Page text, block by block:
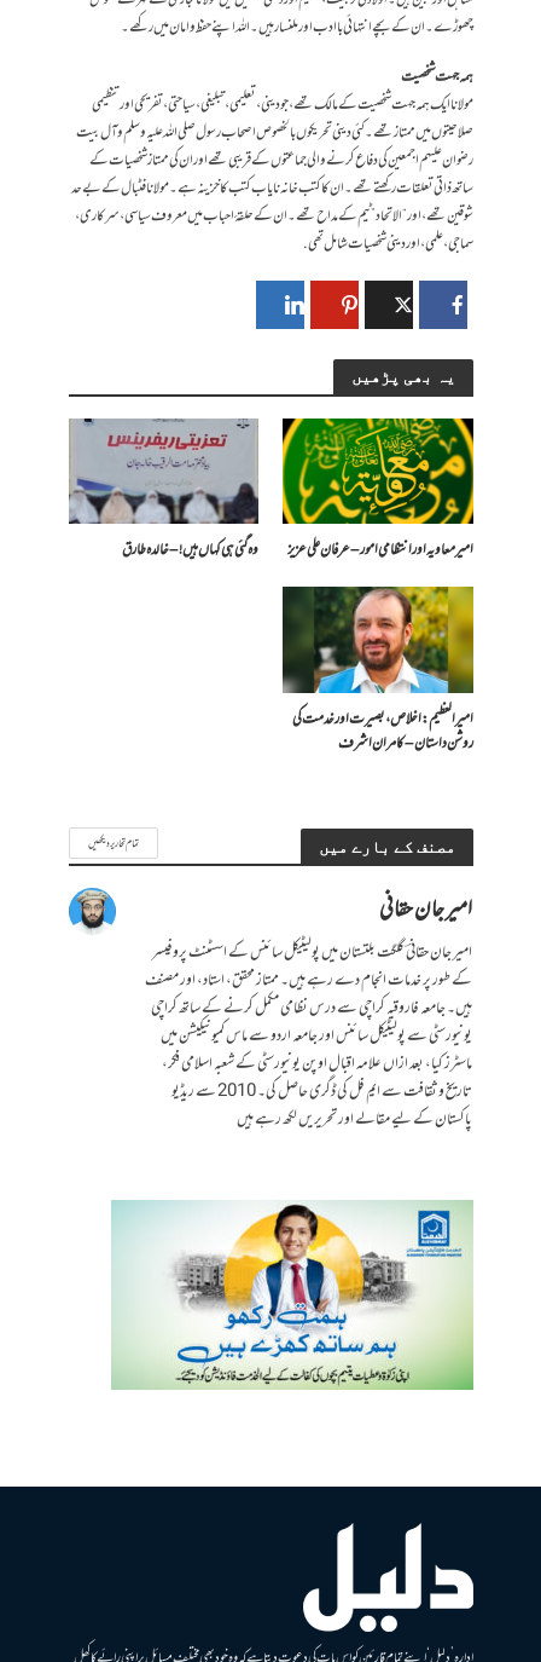
چھوڑے۔ ان کے بچے انتہائی باادب اور ملنسار ہیں۔اللہ اپنے حفظ و امان میں رکھے۔
ہمہ جہت شخصیت
مولانا ایک ہمہ جہت شخصیت کے مالک تھے، جو دینی، تعلیمی، تبلیغی، سیاحتی، تفریحی اور تنظیمی
صلاحیتوں میں ممتاز تھے۔ کئی دینی تحریکوں بالخصوص اصحاب رسول صلی اللہ علیہ وسلم و آل بیت
رضوان علیہم اجمعین کی دفاع کرنے والی جماعتوں کے قریبی تھے اور ان کی ممتاز شخصیات کے
ساتھ ذاتی تعلقات رکھتے تھے۔ان کا کتب خانہ نایاب کتب کا خزینہ ہے۔ مولانا فٹبال کے بے حد
شوقین تھے، اور “الاتحاد” ٹیم کے مداح تھے۔ ان کے حلقۂ احباب میں معروف سیاسی، سرکاری،
سماجی،علمی، اور دینی شخصیات شامل تھی.
یہ بھی پڑھیں
امیر معاویہ اور انتظامی امور – عرفان علی عزیز وہ گئی ہی کہاں ہیں! – خالدہ طارق
امیر العظیم: اخلاص، بصیرت اور خدمت کی
روشن داستان – کامران اشرف
مصنف کے بارے میں تمام تحاریر دیکھیں
امیر جان حقانی
امیر جان حقانیؔ گلگت بلتستان میں پولیٹیکل سائنس کے اسسٹنٹ پروفیسر
کے طور پر خدمات انجام دے رہے ہیں۔ ممتاز محقق، استاد، اور مصنف
ہیں۔ جامعہ فاروقیہ کراچی سے درس نظامی مکمل کرنے کے ساتھ کراچی
یونیورسٹی سے پولیٹیکل سائنس اور جامعہ اردو سے ماس کمیونیکیشن میں
ماسٹرز کیا، بعد ازاں علامہ اقبال اوپن یونیورسٹی کے شعبہ اسلامی فکر،
تاریخ و ثقافت سے ایم فل کی ڈگری حاصل کی۔ 2010 سے ریڈیو
پاکستان کے لیے مقالے اور تحریریں لکھ رہے ہیں